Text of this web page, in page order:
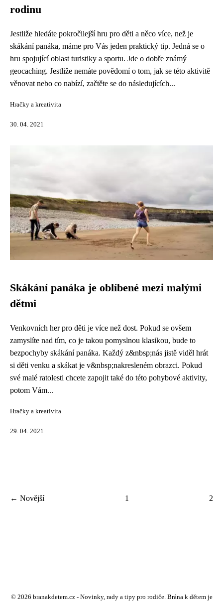
rodinu
Jestliže hledáte pokročilejší hru pro děti a něco více, než je
skákání panáka, máme pro Vás jeden praktický tip. Jedná se o
hru spojující oblast turistiky a sportu. Jde o dobře známý
geocaching. Jestliže nemáte povědomí o tom, jak se této aktivitě
věnovat nebo co nabízí, začtěte se do následujících...
Hračky a kreativita
30. 04. 2021
Skákání panáka je oblíbené mezi malými
dětmi
Venkovních her pro děti je více než dost. Pokud se ovšem
zamyslíte nad tím, co je takou pomyslnou klasikou, bude to
bezpochyby skákání panáka. Každý z&nbsp;nás jistě viděl hrát
si děti venku a skákat je v&nbsp;nakresleném obrazci. Pokud
své malé ratolesti chcete zapojit také do této pohybové aktivity,
potom Vám...
Hračky a kreativita
29. 04. 2021
← Novější 1 2
© 2026 branakdetem.cz - Novinky, rady a tipy pro rodiče. Brána k dětem je